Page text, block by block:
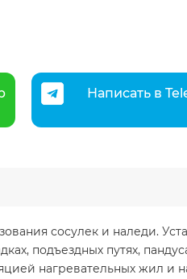
Написать в
сосулек и наледи.
подъездных путях,
нагревательных жил и